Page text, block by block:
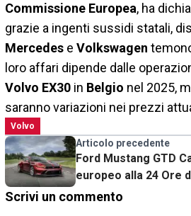
Commissione Europea, ha
grazie a ingenti sussidi statali,
Mercedes e Volkswagen
loro affari dipende dalle
Volvo EX30 in Belgio nel 2025,
saranno variazioni nei prezzi
Volvo
Articolo precedente
Ford Mustang GTD
europeo alla 24 Ore
Scrivi un commento